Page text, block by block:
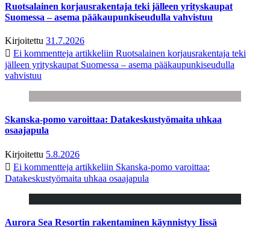
Ruotsalainen korjausrakentaja teki jälleen yrityskaupat
Suomessa – asema pääkaupunkiseudulla vahvistuu
Kirjoitettu 31.7.2026
Ei kommentteja artikkeliin Ruotsalainen korjausrakentaja teki
jälleen yrityskaupat Suomessa – asema pääkaupunkiseudulla
vahvistuu
Skanska-pomo varoittaa: Datakeskustyömaita uhkaa
osaajapula
Kirjoitettu 5.8.2026
Ei kommentteja artikkeliin Skanska-pomo varoittaa:
Datakeskustyömaita uhkaa osaajapula
Aurora Sea Resortin rakentaminen käynnistyy Iissä